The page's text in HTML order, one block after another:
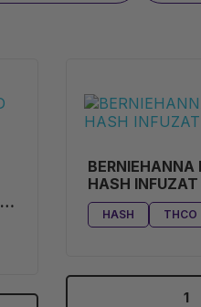
BERNIEHANNA
HASH
HASH THCO
1